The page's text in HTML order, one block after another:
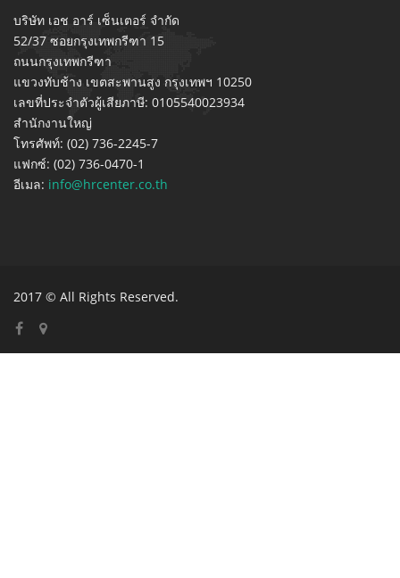
บริษัท เอช อาร์ เซ็นเตอร์ จำกัด
52/37 ซอยกรุงเทพกรีฑา 15
ถนนกรุงเทพกรีฑา
แขวงทับช้าง เขตสะพานสูง กรุงเทพฯ 10250
เลขที่ประจำตัวผู้เสียภาษี: 0105540023934
สำนักงานใหญ่
โทรศัพท์: (02) 736-2245-7
แฟกซ์: (02) 736-0470-1
อีเมล: info@hrcenter.co.th
2017 © All Rights Reserved.